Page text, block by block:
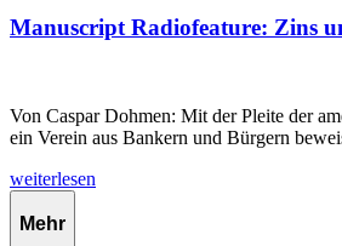
Manuscript Radiofeature: Zins
Von Caspar Dohmen: Mit der Pleite der
ein Verein aus Bankern und Bürgern
weiterlesen
Mehr